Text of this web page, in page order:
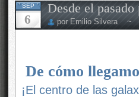
SEP
6
Desde el
por Emilio Silvera
De cómo
¡El centro de las